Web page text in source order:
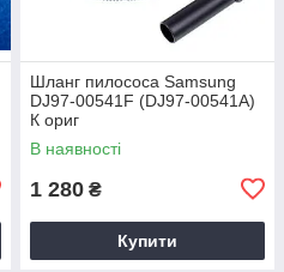
Шланг пилососа Samsung
DJ97-00541F (DJ97-00541A)
К ориг
В наявності
1 280 ₴
Купити